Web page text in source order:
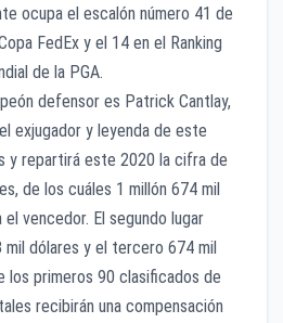
ocupa el escalón número 41 de
FedEx y el 14 en el Ranking
de la PGA.
defensor es Patrick Cantlay,
exjugador y leyenda de este
y repartirá este 2020 la cifra de
de los cuáles 1 millón 674 mil
vencedor. El segundo lugar
mil dólares y el tercero 674 mil
los primeros 90 clasificados de
recibirán una compensación